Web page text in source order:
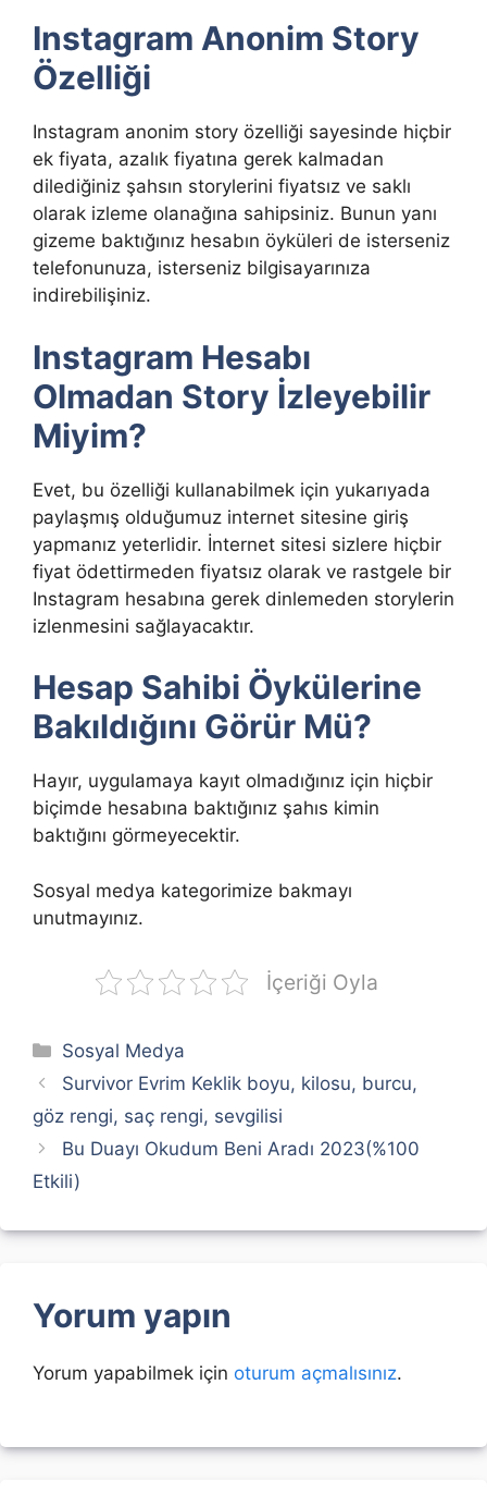
Instagram Anonim Story
Özelliği
Instagram anonim story özelliği sayesinde hiçbir
ek fiyata, azalık fiyatına gerek kalmadan
dilediğiniz şahsın storylerini fiyatsız ve saklı
olarak izleme olanağına sahipsiniz. Bunun yanı
gizeme baktığınız hesabın öyküleri de isterseniz
telefonunuza, isterseniz bilgisayarınıza
indirebilişiniz.
Instagram Hesabı
Olmadan Story İzleyebilir
Miyim?
Evet, bu özelliği kullanabilmek için yukarıyada
paylaşmış olduğumuz internet sitesine giriş
yapmanız yeterlidir. İnternet sitesi sizlere hiçbir
fiyat ödettirmeden fiyatsız olarak ve rastgele bir
Instagram hesabına gerek dinlemeden storylerin
izlenmesini sağlayacaktır.
Hesap Sahibi Öykülerine
Bakıldığını Görür Mü?
Hayır, uygulamaya kayıt olmadığınız için hiçbir
biçimde hesabına baktığınız şahıs kimin
baktığını görmeyecektir.
Sosyal medya kategorimize bakmayı
unutmayınız.
İçeriği Oyla
Kategoriler
Sosyal Medya
Survivor Evrim Keklik boyu, kilosu, burcu,
göz rengi, saç rengi, sevgilisi
Bu Duayı Okudum Beni Aradı 2023(%100
Etkili)
Yorum yapın
Yorum yapabilmek için oturum açmalısınız.